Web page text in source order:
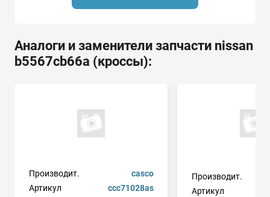
Аналоги и заменители запчасти nissan
b5567cb66a (кроссы):
Производит.
casco
Артикул
ccc71028as
Производит.
Артикул